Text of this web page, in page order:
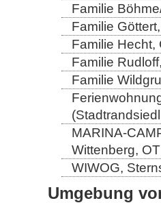
Familie
Familie
Familie Hecht,
Familie
Familie
MARINA-
Wittenberg,
WIWOG,
Umgebung